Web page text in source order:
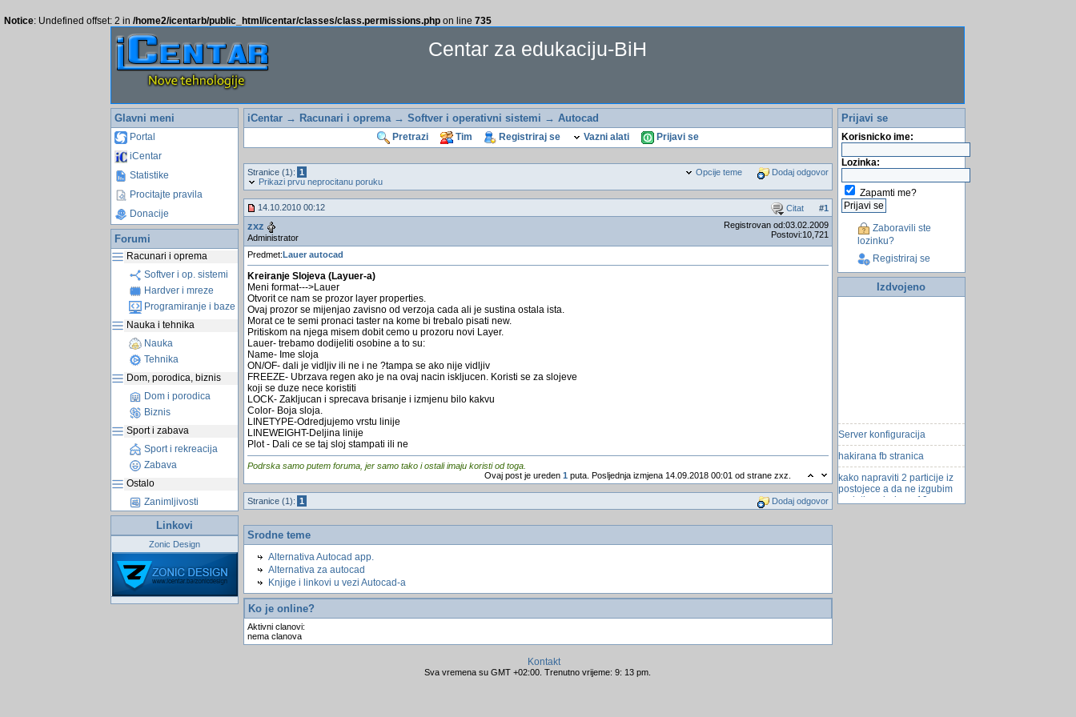
Notice: Undefined offset: 2 in /home2/icentarb/public_html/icentar/classes/class.permissions.php on line 735
Centar za edukaciju-BiH
Glavni meni
Portal
iCentar
Statistike
Procitajte pravila
Donacije
Forumi
Racunari i oprema
Softver i op. sistemi
Hardver i mreze
Programiranje i baze
Nauka i tehnika
Nauka
Tehnika
Dom, porodica, biznis
Dom i porodica
Biznis
Sport i zabava
Sport i rekreacija
Zabava
Ostalo
Zanimljivosti
Linkovi
Zonic Design
iCentar→ Racunari i oprema→ Softver i operativni sistemi → Autocad
Pretrazi Tim Registriraj se Vazni alati Prijavi se
Opcije teme Dodaj odgovor
Stranice (1): 1
Prikazi prvu neprocitanu poruku
Citat #1
14.10.2010 00:12
zxz
Administrator
Registrovan od:03.02.2009
Postovi:10,721
Predmet:Lauer autocad
Kreiranje Slojeva (Layuer-a)
Meni format--->Lauer
Otvorit ce nam se prozor layer properties.
Ovaj prozor se mijenjao zavisno od verzoja cada ali je sustina ostala ista.
Morat ce te semi pronaci taster na kome bi trebalo pisati new.
Pritiskom na njega misem dobit cemo u prozoru novi Layer.
Lauer- trebamo dodijeliti osobine a to su:
Name- Ime sloja
ON/OF- dali je vidljiv ili ne i ne ?tampa se ako nije vidljiv
FREEZE- Ubrzava regen ako je na ovaj nacin iskljucen. Koristi se za slojeve
koji se duze nece koristiti
LOCK- Zakljucan i sprecava brisanje i izmjenu bilo kakvu
Color- Boja sloja.
LINETYPE-Odredjujemo vrstu linije
LINEWEIGHT-Deljina linije
Plot - Dali ce se taj sloj stampati ili ne
Podrska samo putem foruma, jer samo tako i ostali imaju koristi od toga.
Ovaj post je ureden1 puta. Posljednja izmjena 14.09.2018 00:01 od strane zxz.
Dodaj odgovor
Stranice (1): 1
Srodne teme
Alternativa Autocad app.
Alternativa za autocad
Knjige i linkovi u vezi Autocad-a
Ko je online?
Aktivni clanovi:
nema clanova
Kontakt
Sva vremena su GMT +02:00. Trenutno vrijeme: 9: 13 pm.
Prijavi se
Korisnicko ime:
Lozinka:
Zapamti me?
Zaboravili ste
lozinku?
Registriraj se
Izdvojeno
Server konfiguracija
hakirana fb stranica
kako napraviti 2 particije iz
postojece a da ne izgubim
podatke windows 10